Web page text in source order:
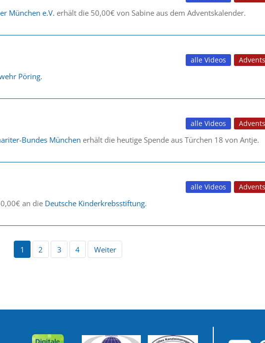
München e.V. erhält die 50,00€ von Sabine aus dem Adventskalender.
alle Videos
Pöring.
alle Videos
Bundes München erhält die heutige Spende aus Türchen 18 von Antje.
alle Videos
an die Deutsche Kinderkrebsstiftung.
1 2 3 4 Weiter